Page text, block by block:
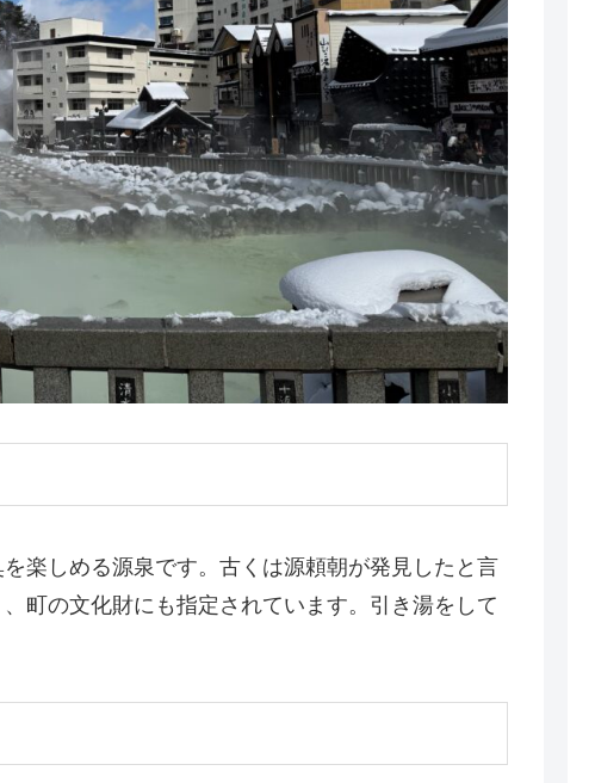
楽しめる源泉です。古くは源頼朝が発見したと言
町の文化財にも指定されています。引き湯をして